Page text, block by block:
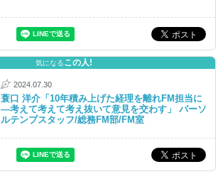
気になるこの人!
2024.07.30
蓑口 洋介「10年積み上げた経理を離れFM担当に
―考えて考えて考え抜いて意見を交わす」 パーソ
ルテンプスタッフ/総務FM部/FM室